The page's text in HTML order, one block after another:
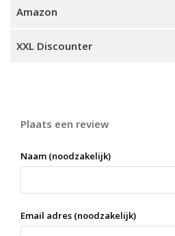
Amazon
XXL Discounter
Plaats een review
Naam (noodzakelijk)
Email adres (noodzakelijk)